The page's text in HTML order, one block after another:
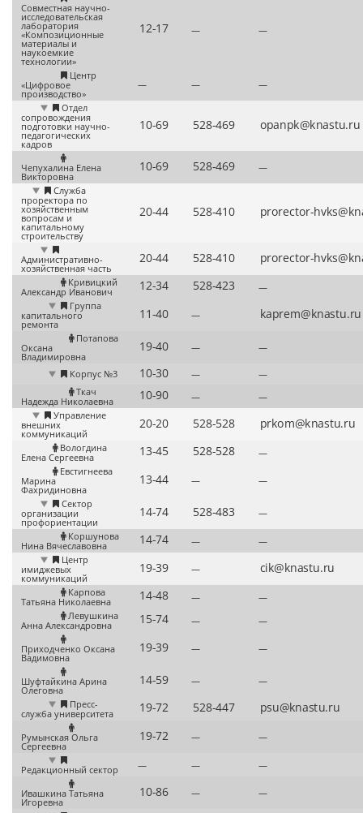
Совместная научно-
исследовательская
лаборатория
«Композиционные
материалы и
наукоемкие
технологии»
— —
Центр
«Цифровое
производство»
— —
—
Отдел
сопровождения
подготовки научно-
педагогических
кадров
Чепухалина Елена
Викторовна
—
Служба
проректора по
хозяйственным
вопросам и
капитальному
строительству
Административно-
хозяйственная часть
Кривицкий
Александр Иванович
—
Группа
капитального
ремонта
—
Потапова
Оксана
Владимировна
— —
Корпус №3 —
—
Ткач
Надежда Николаевна
—
—
Управление
внешних
коммуникаций
Вологдина
Елена Сергеевна
—
Евстигнеева
Марина
Фахридиновна
—
—
Сектор
организации
профориентации
—
Коршунова
Нина Вячеславовна
—
—
Центр
имиджевых
коммуникаций
—
Карпова
Татьяна Николаевна
—
—
Левушкина
Анна Александровна
— —
Приходченко Оксана
Вадимовна
— —
Шуфтайкина Арина
Олеговна
—
—
Пресс-
служба университета
Румынская Ольга
Сергеевна
— —
Редакционный сектор — — —
Ивашкина Татьяна
Игоревна
— —